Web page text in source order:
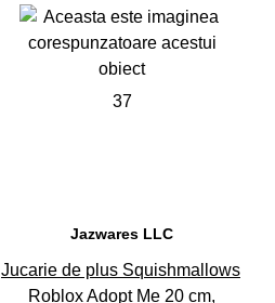
37
Jazwares LLC
Jucarie de plus Squishmallows
Roblox Adopt Me 20 cm,